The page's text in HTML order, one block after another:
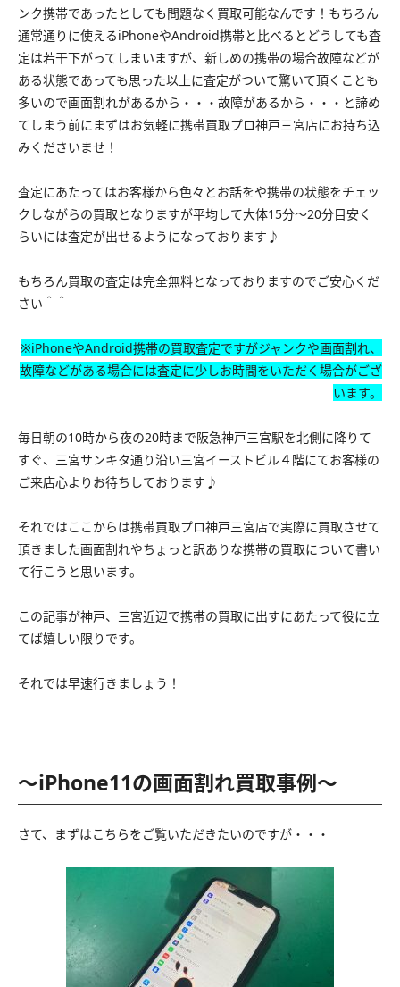
ンク携帯であったとしても問題なく買取可能なんです！もちろん
通常通りに使えるiPhoneやAndroid携帯と比べるとどうしても査
定は若干下がってしまいますが、新しめの携帯の場合故障などが
ある状態であっても思った以上に査定がついて驚いて頂くことも
多いので画面割れがあるから・・・故障があるから・・・と諦め
てしまう前にまずはお気軽に携帯買取プロ神戸三宮店にお持ち込
みくださいませ！
査定にあたってはお客様から色々とお話をや携帯の状態をチェッ
クしながらの買取となりますが平均して大体15分〜20分目安く
らいには査定が出せるようになっております♪
もちろん買取の査定は完全無料となっておりますのでご安心くだ
さい＾＾
※iPhoneやAndroid携帯の買取査定ですがジャンクや画面割れ、
故障などがある場合には査定に少しお時間をいただく場合がござ
います。
毎日朝の10時から夜の20時まで阪急神戸三宮駅を北側に降りて
すぐ、三宮サンキタ通り沿い三宮イーストビル４階にてお客様の
ご来店心よりお待ちしております♪
それではここからは携帯買取プロ神戸三宮店で実際に買取させて
頂きました画面割れやちょっと訳ありな携帯の買取について書い
て行こうと思います。
この記事が神戸、三宮近辺で携帯の買取に出すにあたって役に立
てば嬉しい限りです。
それでは早速行きましょう！
〜iPhone11の画面割れ買取事例〜
さて、まずはこちらをご覧いただきたいのですが・・・